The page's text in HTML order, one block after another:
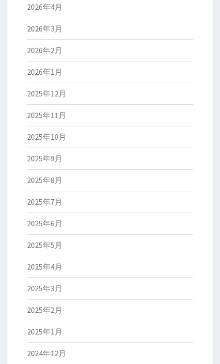
2026年4月
2026年3月
2026年2月
2026年1月
2025年12月
2025年11月
2025年10月
2025年9月
2025年8月
2025年7月
2025年6月
2025年5月
2025年4月
2025年3月
2025年2月
2025年1月
2024年12月